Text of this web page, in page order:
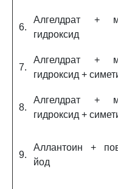
6.
Алгелдрат +
гидроксид
7.
Алгелдрат +
гидроксид +
8.
Алгелдрат +
гидроксид +
9.
Аллантоин +
йод